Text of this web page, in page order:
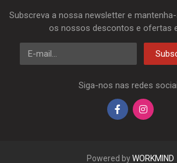
Subscreva a nossa newsletter e
os nossos descontos e ofertas
E-mail
Siga-nos nas redes
Powered byWORKMIND